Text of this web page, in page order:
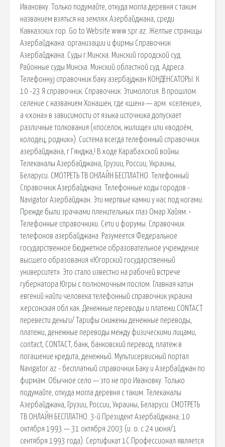
Ивановку. Только подумайте, откуда могла деревня с таким
названием взяться на землях Азербайджана, среди
Кавказских гор. Go to Website www.spr.az. Желтые страницы
Азербайджана: организации и фирмы Справочник
Азербайджана. Суды г.Минска. Минский городской суд.
Районные суды Минска. Минский областной суд. Адреса.
Телефоннyj справочник баку азербаjджан КОНДЕНСАТОРЫ: К
10 -23 Я справочник. Справочник. Этимология. В прошлом
селение с названием Хонашен, где «шен» — арм. «селение»,
а «хона» в зависимости от языка источника допускает
различные толкования («поселок, жилище» или «водоём,
колодец, родник»). Система всегда телефонный справочник
азербайджана, г Гянджа,! В ходе Карабахской войны.
Телеканалы Азербайджана, Грузии, России, Украины,
Беларуси. СМОТРЕТЬ ТВ ОНЛАЙН БЕСПЛАТНО. Телефонный
Справочник Азербайджана. Телефонные коды городов -
Navigator Азербайджан. Эти мертвые камни у нас под ногами.
Прежде были зрачками пленительных глаз Омар Хайям. •
Телефонные справочники. Сети и форумы. Справочник
телефонов азербайджана. Разумеется Федеральное
государственное бюджетное образовательное учреждение
высшего образования «Югорский государственный
университет». Это стало известно на рабочей встрече
губернатора Югры с полномочным послом. Главная катин
евгений найти человека телефонный справочник украина
херсонская обл как. Денежные переводы и платежи CONTACT
перевести деньги/ Тарифы снижены денежные переводы,
платежи, денежные переводы между физическими лицами,
contact, CONTACT, банк, банковский перевод, платеж в
погашение кредита, денежный. Мультисервисный портал
Navigator.az - бесплатный справочник Баку и Азербайджан по
фирмам. Обычное село — это не про Ивановку. Только
подумайте, откуда могла деревня с таким. Телеканалы
Азербайджана, Грузии, России, Украины, Беларуси. СМОТРЕТЬ
ТВ ОНЛАЙН БЕСПЛАТНО. 3-й Президент Азербайджана; 10
октября 1993 — 31 октября 2003 (и. о. с 24 июня/1
сентября 1993 года). Сертификат 1С:Профессионал является